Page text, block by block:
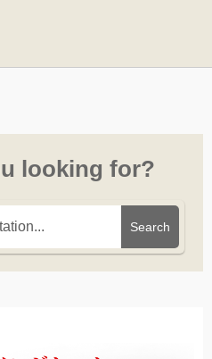
looking for?
Search